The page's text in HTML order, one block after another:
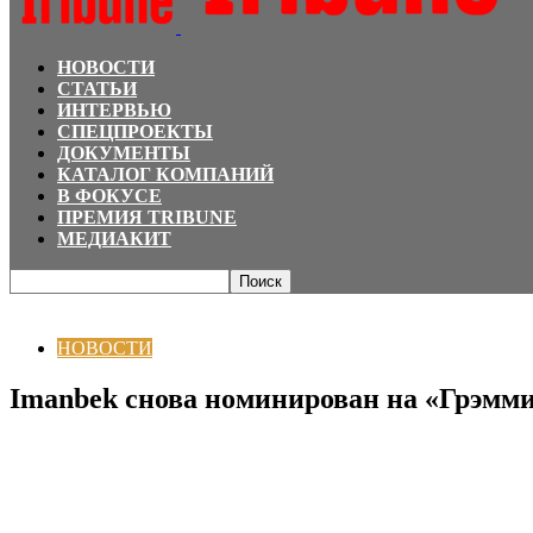
НОВОСТИ
СТАТЬИ
ИНТЕРВЬЮ
СПЕЦПРОЕКТЫ
ДОКУМЕНТЫ
КАТАЛОГ КОМПАНИЙ
В ФОКУСЕ
ПРЕМИЯ TRIBUNE
МЕДИАКИТ
НОВОСТИ
Imanbek снова номинирован на